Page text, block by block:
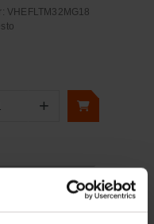
VHEFLTM32MG18
+
TH-3-